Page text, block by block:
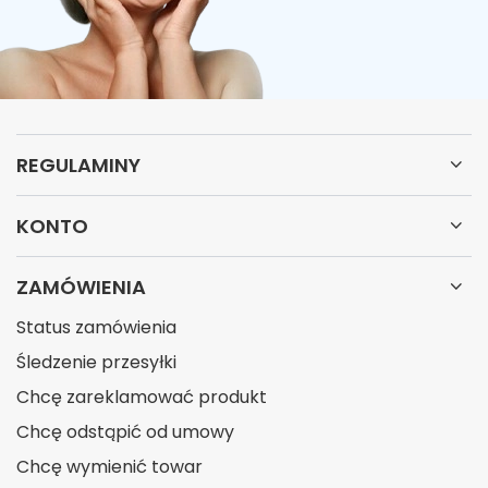
suplement diety. Nie może być stosowany jako substytut
zróżnicowanej diety. Pamiętaj o zrównoważonym sposobie
żywienia i zdrowym trybie życia.
REGULAMINY
KONTO
ZAMÓWIENIA
Status zamówienia
Śledzenie przesyłki
Chcę zareklamować produkt
Chcę odstąpić od umowy
Chcę wymienić towar